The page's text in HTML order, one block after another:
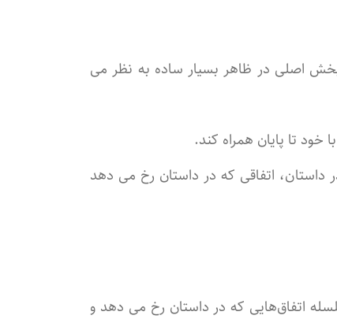
اصلی در ظاهر بسیار ساده به نظر می
تا پایان همراه کند.
داستان، اتفاقی که در داستان رخ می دهد
اتفاق‌هایی که در داستان رخ می دهد و